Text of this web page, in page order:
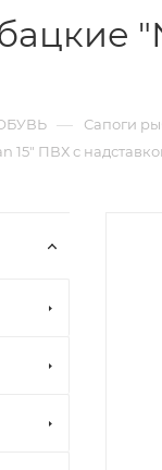
— Сапоги
ПВХ с